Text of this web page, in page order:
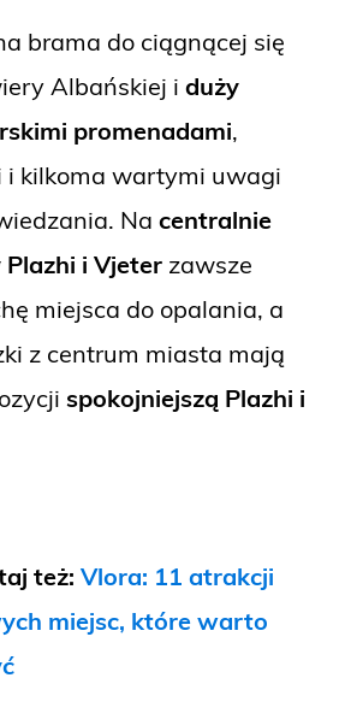
brama do ciągnącej się
Albańskiej i duży
promenadami,
i kilkoma wartymi uwagi
Na centralnie
Plazhi i Vjeter zawsze
miejsca do opalania, a
z centrum miasta mają
spokojniejszą Plazhi i
też: Vlora: 11 atrakcji
miejsc, które warto